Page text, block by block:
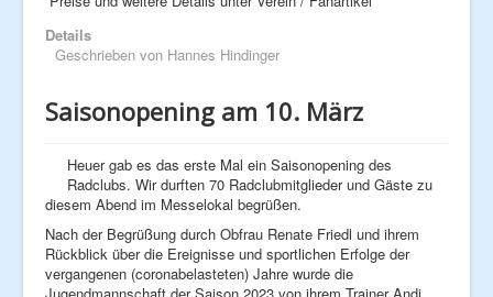
Details
Geschrieben von Hannes Hindinger
Saisonopening am 10. März
Heuer gab es das erste Mal ein Saisonopening des
Radclubs. Wir durften 70 Radclubmitglieder und Gäste zu
diesem Abend im Messelokal begrüßen.
Nach der Begrüßung durch Obfrau Renate Friedl und ihrem
Rückblick über die Ereignisse und sportlichen Erfolge der
vergangenen (coronabelasteten) Jahre wurde die
Jugendmannschaft der Saison 2023 von ihrem Trainer Andi